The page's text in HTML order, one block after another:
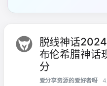
脱线神话
布伦希腊神话
分
爱分享资源的爱好者呀 4